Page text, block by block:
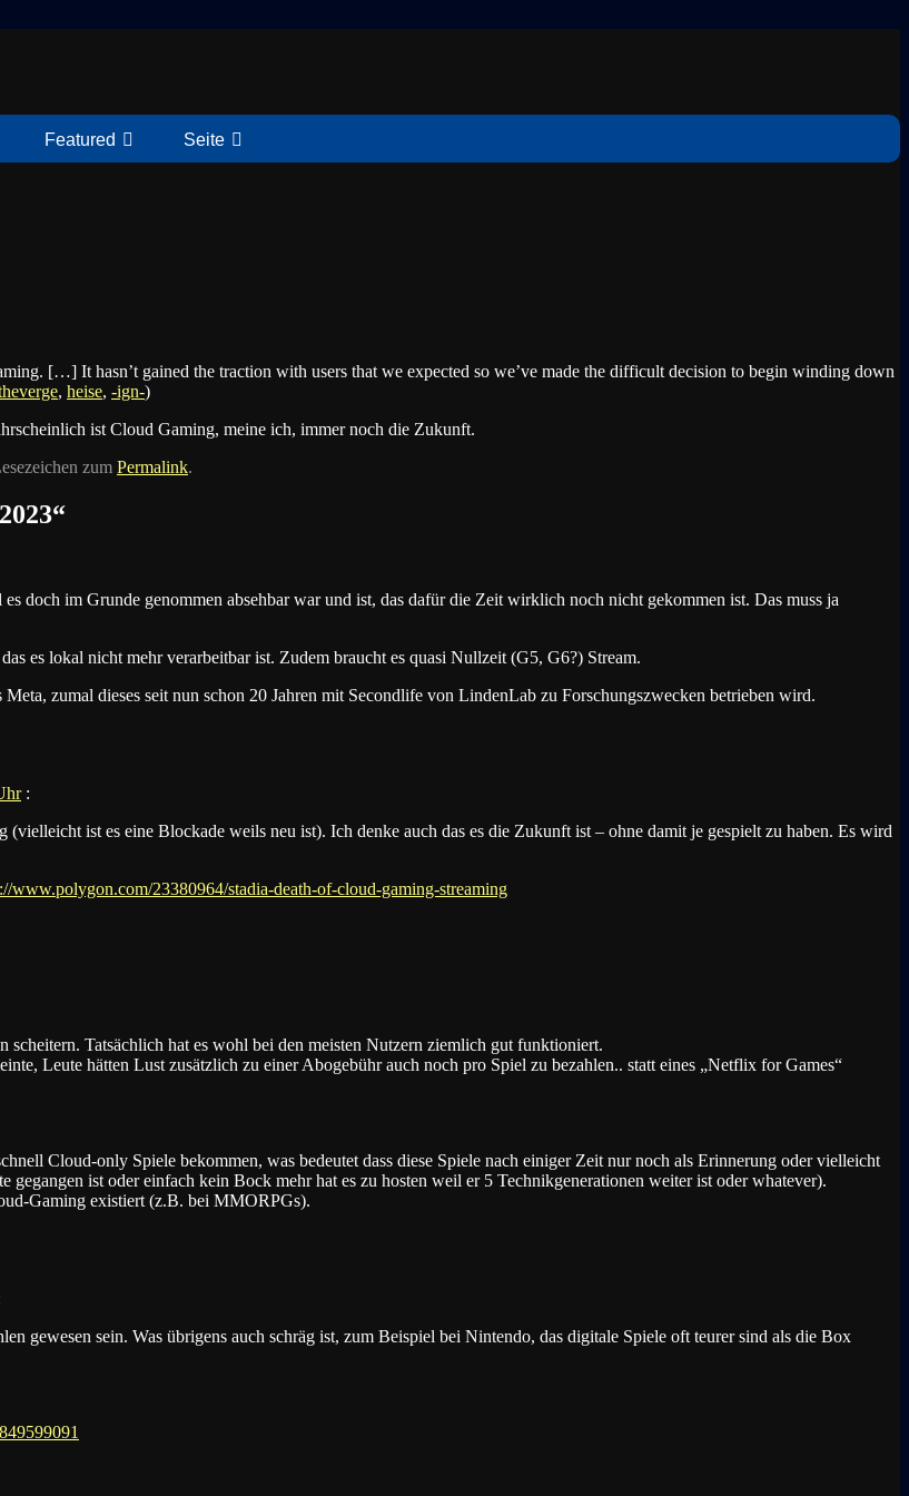
Featured Seite
[…] It hasn’t gained the traction with users that we expected so we’ve made the difficult decision to begin winding down
, heise, -ign-)
ist Cloud Gaming, meine ich, immer noch die Zukunft.
zum Permalink.
“
doch im Grunde genommen absehbar war und ist, das dafür die Zeit wirklich noch nicht gekommen ist. Das muss ja
es lokal nicht mehr verarbeitbar ist. Zudem braucht es quasi Nullzeit (G5, G6?) Stream.
zumal dieses seit nun schon 20 Jahren mit Secondlife von LindenLab zu Forschungszwecken betrieben wird.
:
ist es eine Blockade weils neu ist). Ich denke auch das es die Zukunft ist – ohne damit je gespielt zu haben. Es wird
www.polygon.com/23380964/stadia-death-of-cloud-gaming-streaming
Tatsächlich hat es wohl bei den meisten Nutzern ziemlich gut funktioniert.
Leute hätten Lust zusätzlich zu einer Abogebühr auch noch pro Spiel zu bezahlen.. statt eines „Netflix for Games“
Cloud-only Spiele bekommen, was bedeutet dass diese Spiele nach einiger Zeit nur noch als Erinnerung oder vielleicht
ist oder einfach kein Bock mehr hat es zu hosten weil er 5 Technikgenerationen weiter ist oder whatever).
Gaming existiert (z.B. bei MMORPGs).
gewesen sein. Was übrigens auch schräg ist, zum Beispiel bei Nintendo, das digitale Spiele oft teurer sind als die Box